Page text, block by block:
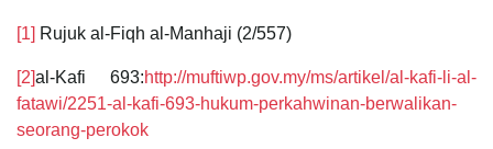
[1] Rujuk al-Fiqh al-Manhaji (2/557)
[2]al-Kafi 693:http://muftiwp.gov.my/ms/artikel/al-kafi-li-al-
fatawi/2251-al-kafi-693-hukum-perkahwinan-berwalikan-
seorang-perokok